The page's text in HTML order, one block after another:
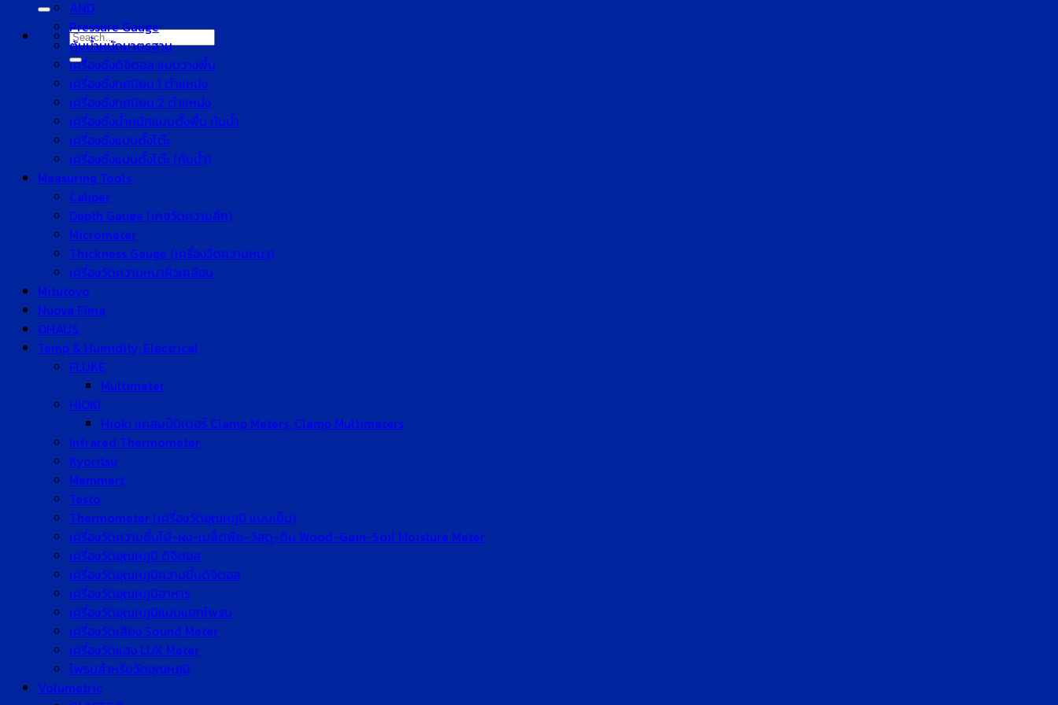
for:
Search
for:
AND
Pressure Gauge
ตุ้มน้ำหนักมาตรฐาน
เครื่องชั่งดิจิตอล แบบวางพื้น
เครื่องชั่งทศนิยม 1 ตำแหน่ง
เครื่องชั่งทศนิยม 2 ตำแหน่ง
เครื่องชั่งน้ำหนักแบบตั้งพื้น กันน้ำ
เครื่องชั่งแบบตั้งโต๊ะ
เครื่องชั่งแบบตั้งโต๊ะ (กันน้ำ)
Measuring Tools
Caliper
Depth Gauge (เกจวัดความลึก)
Micrometer
Thickness Gauge (เครื่องวัดความหนา)
เครื่องวัดความหนาผิวเคลือบ
Mitutoyo
Nuova Fima
OHAUS
Temp & Humidity, Electrical
FLUKE
Multimeter
HIOKI
Hioki แคลมป์มิเตอร์ Clamp Meters, Clamp Multimeters
Infrared Thermometer
Kyoritsu
Memmert
Testo
Thermometer (เครื่องวัดอุณหภูมิ แบบเข็ม)
เครื่องวัดความชื้นไม้-ผง-เมล็ดพืช-วัสดุ-ดิน Wood-Gain-Soil Moisture Meter
เครื่องวัดอุณหภูมิ ดิจิตอล
เครื่องวัดอุณหภูมิความชื้นดิจิตอล
เครื่องวัดอุณหภูมิอาหาร
เครื่องวัดอุณหภูมิแบบแยกโพรบ
เครื่องวัดเสียง Sound Meter
เครื่องวัดแสง LUX Meter
โพรบสำหรับวัดอุณหภูมิ
Volumetric